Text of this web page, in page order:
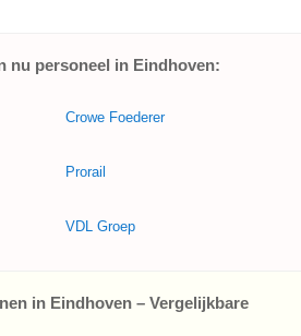
nu personeel in Eindhoven:
Crowe Foederer
Prorail
VDL Groep
in Eindhoven – Vergelijkbare